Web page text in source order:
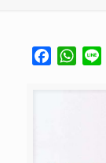
Facebook